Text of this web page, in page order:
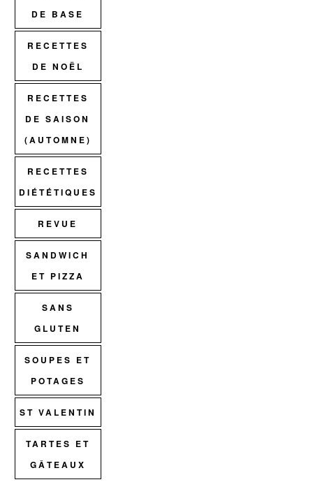
DE BASE
RECETTES
DE NOËL
RECETTES
DE SAISON
(AUTOMNE)
RECETTES
DIÉTÉTIQUES
REVUE
SANDWICH
ET PIZZA
SANS
GLUTEN
SOUPES ET
POTAGES
ST VALENTIN
TARTES ET
GÂTEAUX